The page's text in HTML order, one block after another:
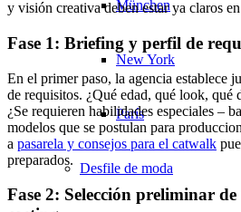
München
New York
París
Desfile de moda
y visión creativa deben estar ya claros
Fase 1: Briefing y perfil de
En el primer paso, la agencia establece
de requisitos. ¿Qué edad, qué look, qué
¿Se requieren habilidades especiales –
modelos que se postulan para
a pasarela y consejos para el catwalk
preparados.
Fase 2: Selección preliminar